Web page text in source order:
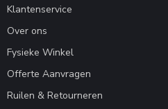
Klantenservice
Over ons
Fysieke Winkel
Offerte Aanvragen
Ruilen & Retourneren